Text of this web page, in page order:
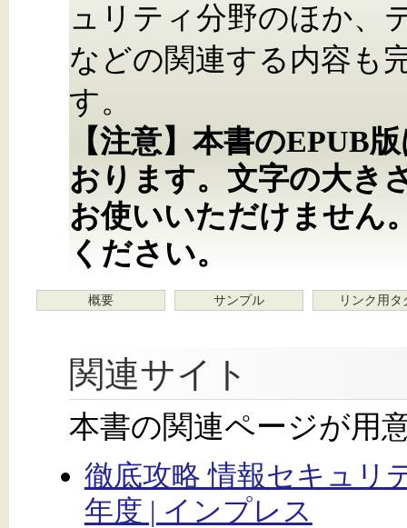
ュリティ分野のほか、
などの関連する内容も
す。
【注意】本書のEPUB
おります。文字の大き
お使いいただけません
ください。
概要 サンプル リンク用タ
関連サイト
本書の関連ページが用
徹底攻略 情報セキュリ
年度 | インプレス